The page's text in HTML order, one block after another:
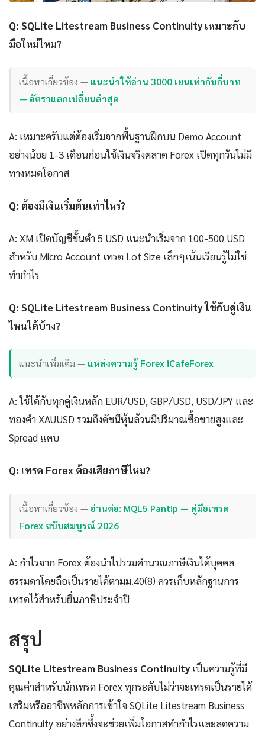
Q: SQLite Litestream Business Continuity เหมาะกับ
มือใหม่ไหม?
เนื้อหาเกี่ยวข้อง — แนะนำให้อ่าน 3000 เยนเท่ากับกี่บาท
— อัตราแลกเปลี่ยนล่าสุด
A: เหมาะครับแต่ต้องเริ่มจากพื้นฐานฝึกบน Demo Account
อย่างน้อย 1-3 เดือนก่อนใช้เงินจริงตลาด Forex เปิดทุกวันไม่มี
ทางหมดโอกาส
Q: ต้องมีเงินเริ่มต้นเท่าไหร่?
A: XM เปิดบัญชีขั้นต่ำ 5 USD แนะนำเริ่มจาก 100-500 USD
สำหรับ Micro Account เทรด Lot Size เล็กๆเน้นเรียนรู้ไม่ใช่
ทำกำไร
Q: SQLite Litestream Business Continuity ใช้กับคู่เงิน
ไหนได้บ้าง?
แนะนำเพิ่มเติม — แหล่งความรู้ Forex iCafeForex
A: ใช้ได้กับทุกคู่เงินหลัก EUR/USD, GBP/USD, USD/JPY และ
ทองคำ XAUUSD รวมถึงดัชนีหุ้นล้วนมีปริมาณซื้อขายสูงและ
Spread แคบ
Q: เทรด Forex ต้องเสียภาษีไหม?
เนื้อหาเกี่ยวข้อง —อ่านต่อ: MQL5 Pantip — คู่มือเทรด
Forex ฉบับสมบูรณ์ 2026
A: กำไรจาก Forex ต้องนำไปรวมคำนวณภาษีเงินได้บุคคล
ธรรมดาโดยถือเป็นรายได้ตามม.40(8) ควรเก็บหลักฐานการ
เทรดไว้สำหรับยื่นภาษีประจำปี
สรุป
SQLite Litestream Business Continuity เป็นความรู้ที่มี
คุณค่าสำหรับนักเทรด Forex ทุกระดับไม่ว่าจะเทรดเป็นรายได้
เสริมหรืออาชีพหลักการเข้าใจ SQLite Litestream Business
Continuity อย่างลึกซึ้งจะช่วยเพิ่มโอกาสทำกำไรและลดความ